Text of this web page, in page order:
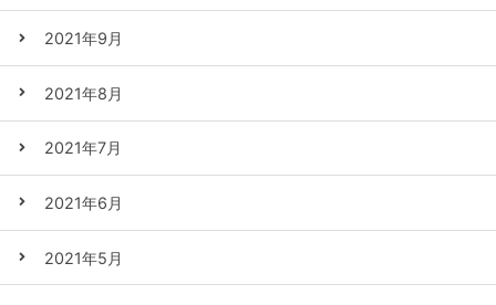
2021年9月
2021年8月
2021年7月
2021年6月
2021年5月